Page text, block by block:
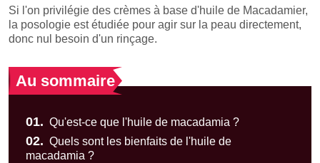
Si l'on privilégie des crèmes à base d'huile de Macadamier,
la posologie est étudiée pour agir sur la peau directement,
donc nul besoin d'un rinçage.
Au sommaire
01. Qu'est-ce que l'huile de macadamia ?
02. Quels sont les bienfaits de l'huile de
macadamia ?